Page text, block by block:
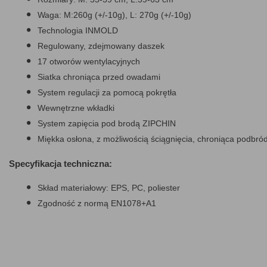
Waga: M:260g (+/-10g), L: 270g (+/-10g)
Technologia INMOLD
Regulowany, zdejmowany daszek
17 otworów wentylacyjnych
Siatka chroniąca przed owadami
System regulacji za pomocą pokrętła
Wewnętrzne wkładki
System zapięcia pod brodą ZIPCHIN
Miękka osłona, z możliwością ściągnięcia, chroniąca
Specyfikacja techniczna:
Skład materiałowy: EPS, PC, poliester
Zgodność z normą EN1078+A1